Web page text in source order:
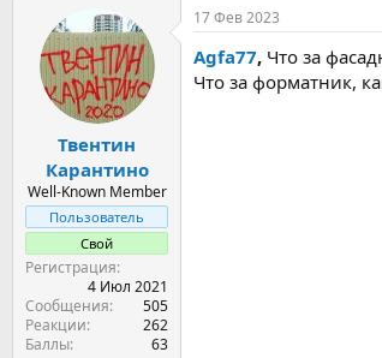
Твентин
Карантино
Well-Known Member
Пользователь
Свой
Регистрация
4 Июл 2021
Сообщения
505
Реакции
262
Баллы
63
17 Фев 2023
Agfa77, Что за
Что за форматник,